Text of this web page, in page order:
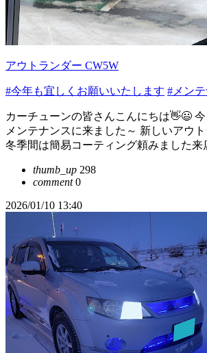
アウトランダー CW5W
#今年も宜しくお願いいたします #メン
カーチューンの皆さんこんにちは👋😃
メンテナンスに来ました～ 新しいアウ
冬季間は簡易コーティング頼みました来
thumb_up 298
comment0
2026/01/10 13:40